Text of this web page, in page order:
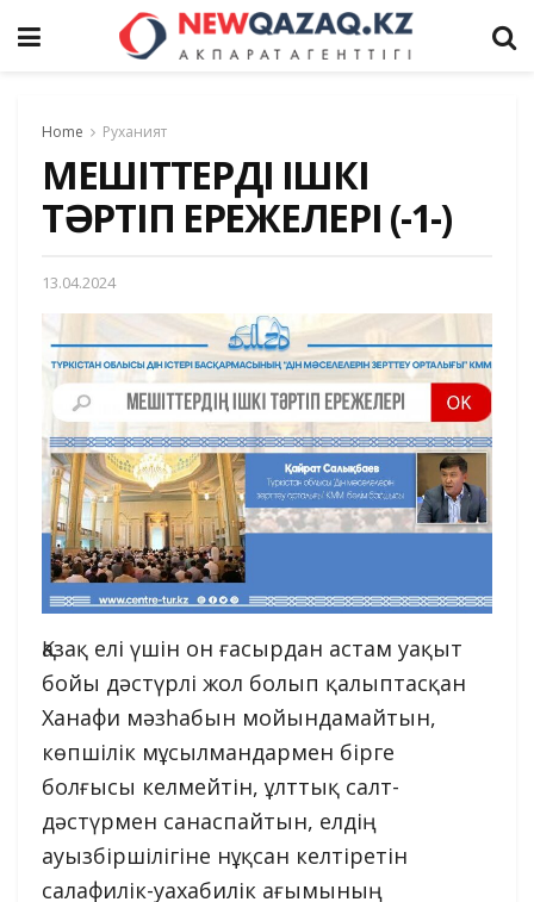
Home Руханият
МЕШІТТЕРДІҢ ІШКІ
ТӘРТІП ЕРЕЖЕЛЕРІ (-1-)
13.04.2024
Қазақ елі үшін он ғасырдан астам уақыт
бойы дәстүрлі жол болып қалыптасқан
Ханафи мәзһабын мойындамайтын,
көпшілік мұсылмандармен бірге
болғысы келмейтін, ұлттық салт-
дәстүрмен санаспайтын, елдің
ауызбіршілігіне нұқсан келтіретін
салафилік-уахабилік ағымының